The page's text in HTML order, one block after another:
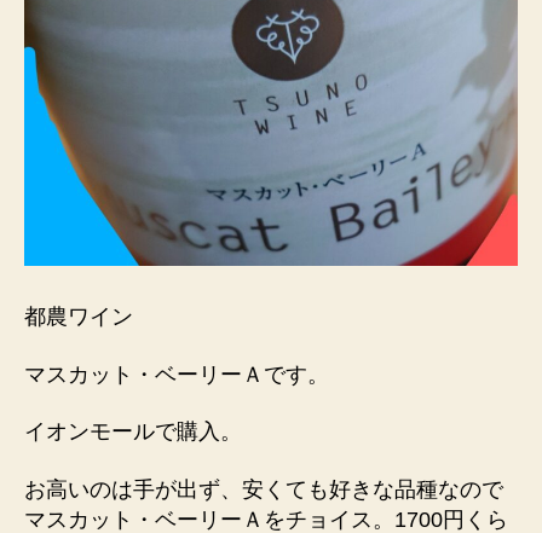
都農ワイン
マスカット・ベーリーＡです。
イオンモールで購入。
お高いのは手が出ず、安くても好きな品種なので
マスカット・ベーリーＡをチョイス。1700円くら